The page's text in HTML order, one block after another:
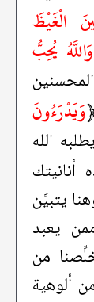
الْغَيْظَ
وَاللَّهُ يُحِبُّ
وَيَدْرَءُونَ
الله
يتبيَّن
يعبد
من
ألوهية